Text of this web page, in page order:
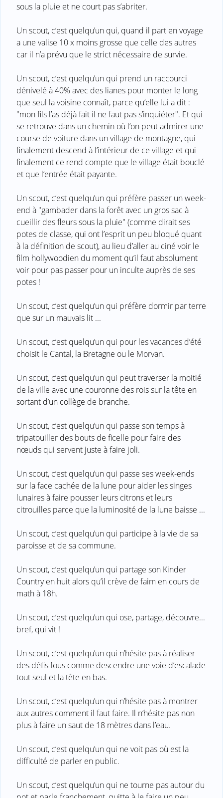
sous la pluie et ne court pas s’abriter.
Un scout, c’est quelqu’un qui, quand il part en voyage
a une valise 10 x moins grosse que celle des autres
car il n’a prévu que le strict nécessaire de survie.
Un scout, c’est quelqu’un qui prend un raccourci
dénivelé à 40% avec des lianes pour monter le long
que seul la voisine connaît, parce qu’elle lui a dit :
"mon fils l’as déjà fait il ne faut pas s’inquiéter". Et qui
se retrouve dans un chemin où l’on peut admirer une
course de voiture dans un village de montagne, qui
finalement descend à l’intérieur de ce village et qui
finalement ce rend compte que le village était bouclé
et que l’entrée était payante.
Un scout, c’est quelqu’un qui préfère passer un week-
end à "gambader dans la forêt avec un gros sac à
cueillir des fleurs sous la pluie" (comme dirait ses
potes de classe, qui ont l’esprit un peu bloqué quant
à la définition de scout), au lieu d’aller au ciné voir le
film hollywoodien du moment qu’il faut absolument
voir pour pas passer pour un inculte auprès de ses
potes !
Un scout, c’est quelqu’un qui préfère dormir par terre
que sur un mauvais lit ...
Un scout, c’est quelqu’un qui pour les vacances d’été
choisit le Cantal, la Bretagne ou le Morvan.
Un scout, c’est quelqu’un qui peut traverser la moitié
de la ville avec une couronne des rois sur la tête en
sortant d’un collège de branche.
Un scout, c’est quelqu’un qui passe son temps à
tripatouiller des bouts de ficelle pour faire des
nœuds qui servent juste à faire joli.
Un scout, c’est quelqu’un qui passe ses week-ends
sur la face cachée de la lune pour aider les singes
lunaires à faire pousser leurs citrons et leurs
citrouilles parce que la luminosité de la lune baisse ...
Un scout, c’est quelqu’un qui participe à la vie de sa
paroisse et de sa commune.
Un scout, c’est quelqu’un qui partage son Kinder
Country en huit alors qu’il crève de faim en cours de
math à 18h.
Un scout, c’est quelqu’un qui ose, partage, découvre...
bref, qui vit !
Un scout, c’est quelqu’un qui n’hésite pas à réaliser
des défis fous comme descendre une voie d’escalade
tout seul et la tête en bas.
Un scout, c’est quelqu’un qui n’hésite pas à montrer
aux autres comment il faut faire. Il n’hésite pas non
plus à faire un saut de 18 mètres dans l’eau.
Un scout, c’est quelqu’un qui ne voit pas où est la
difficulté de parler en public.
Un scout, c’est quelqu’un qui ne tourne pas autour du